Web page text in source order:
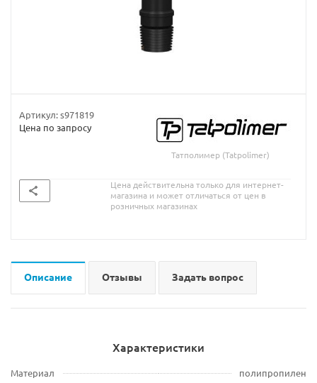
Артикул:s971819
Цена по запросу
Татполимер (Tatpolimer)
Цена действительна только для интернет-
магазина и может отличаться от цен в
розничных магазинах
Описание Отзывы Задать вопрос
Характеристики
Материал
полипропилен